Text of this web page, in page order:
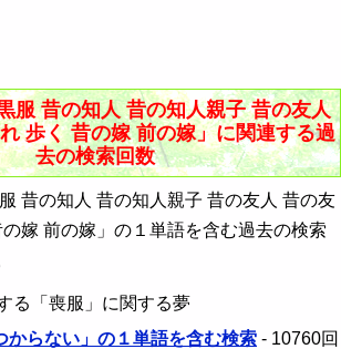
服 昔の知人 昔の知人親子 昔の友人
歩く 昔の嫁 前の嫁」に関連する過
去の検索回数
昔の知人 昔の知人親子 昔の友人 昔の友
嫁 前の嫁」の１単語を含む過去の検索
る「喪服」に関する夢
からない」の１単語を含む検索 - 10760回